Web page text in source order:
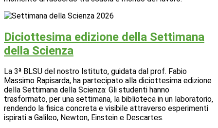
Diciottesima edizione della Settimana
della Scienza
La 3ª BLSU del nostro Istituto, guidata dal prof. Fabio
Massimo Rapisarda, ha partecipato alla diciottesima edizione
della Settimana della Scienza: Gli studenti hanno
trasformato, per una settimana, la biblioteca in un laboratorio,
rendendo la fisica concreta e visibile attraverso esperimenti
ispirati a Galileo, Newton, Einstein e Descartes.